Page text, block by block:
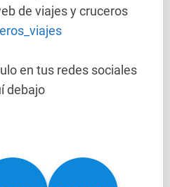
de viajes y cruceros
en tus redes sociales
debajo